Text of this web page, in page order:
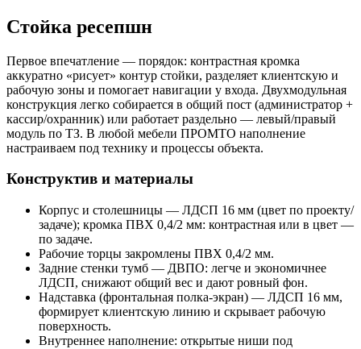
Стойка ресепшн
Первое впечатление — порядок: контрастная кромка
аккуратно «рисует» контур стойки, разделяет клиентскую и
рабочую зоны и помогает навигации у входа. Двухмодульная
конструкция легко собирается в общий пост (администратор +
кассир/охранник) или работает раздельно — левый/правый
модуль по ТЗ. В любой мебели ПРОМТО наполнение
настраиваем под технику и процессы объекта.
Конструктив и материалы
Корпус и столешницы — ЛДСП 16 мм (цвет по проекту/
задаче); кромка ПВХ 0,4/2 мм: контрастная или в цвет —
по задаче.
Рабочие торцы закромлены ПВХ 0,4/2 мм.
Задние стенки тумб — ДВПО: легче и экономичнее
ЛДСП, снижают общий вес и дают ровный фон.
Надставка (фронтальная полка-экран) — ЛДСП 16 мм,
формирует клиентскую линию и скрывает рабочую
поверхность.
Внутреннее наполнение: открытые ниши под